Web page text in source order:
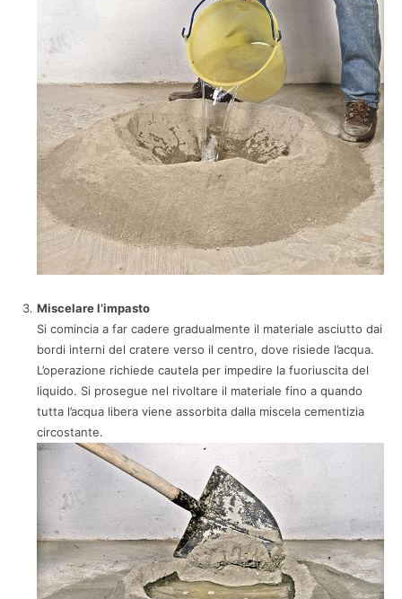
Miscelare l’impasto
Si comincia a far cadere gradualmente il materiale asciutto dai
bordi interni del cratere verso il centro, dove risiede l’acqua.
L’operazione richiede cautela per impedire la fuoriuscita del
liquido. Si prosegue nel rivoltare il materiale fino a quando
tutta l’acqua libera viene assorbita dalla miscela cementizia
circostante.